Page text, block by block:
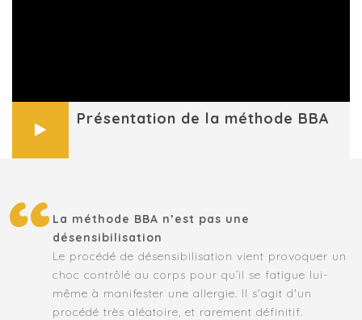
Présentation de la méthode BBA
La méthode BBA n’est pas une
désensibilisation
Le procédé de désensibilisation vient provoquer un
choc contrôlé au corps pour qu’il se fatigue lui-
même à manifester une allergie. Il s'agit d'un
procédé très aléatoire, et rarement définitif.